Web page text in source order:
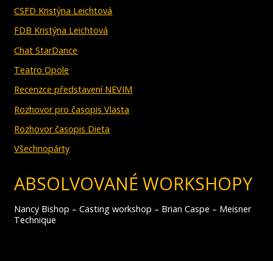
CSFD Kristýna Leichtová
FDB Kristýna Leichtová
Chat StarDance
Teatro Opole
Recenzce představení NEVIM
Rozhovor pro časopis Vlasta
Rozhovor časopis Dieta
Všechnopárty
ABSOLVOVANÉ WORKSHOPY
Nancy Bishop – Casting workshop – Brian Caspe – Meisner
Technique